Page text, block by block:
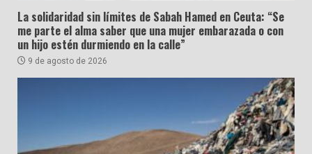
La solidaridad sin límites de Sabah Hamed en Ceuta: “Se
me parte el alma saber que una mujer embarazada o con
un hijo estén durmiendo en la calle”
9 de agosto de 2026